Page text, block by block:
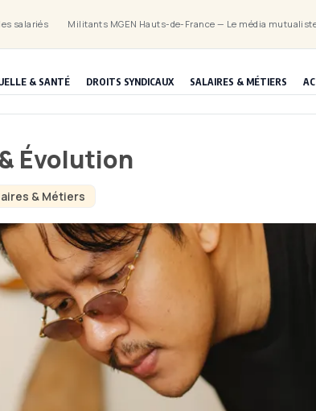
salariés Militants MGEN Hauts-de-France — Le média
& SANTÉ DROITS SYNDICAUX SALAIRES & MÉTIERS
& Métiers
Évolution